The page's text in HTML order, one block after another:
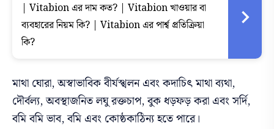
| Vitabion এর দাম কত? | Vitabion খাওয়ার বা
ব্যবহারের নিয়ম কি? | Vitabion এর পার্শ্ব প্রতিক্রিয়া
কি?
মাথা ঘোরা, অস্বাভাবিক বীর্যস্খলন এবং কদাচিৎ মাথা ব্যথা,
দৌর্বল্য, অবস্থাজনিত লঘু রক্তচাপ, বুক ধড়ফড় করা এবং সর্দি,
বমি বমি ভাব, বমি এবং কোষ্ঠকাঠিন্য হতে পারে।